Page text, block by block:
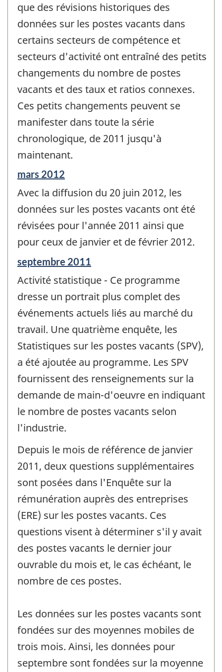
que des révisions historiques des
données sur les postes vacants dans
certains secteurs de compétence et
secteurs d'activité ont entraîné des petits
changements du nombre de postes
vacants et des taux et ratios connexes.
Ces petits changements peuvent se
manifester dans toute la série
chronologique, de 2011 jusqu'à
maintenant.
Période
référence
de
-
mars 2012
Avec la diffusion du 20 juin 2012, les
données sur les postes vacants ont été
révisées pour l'année 2011 ainsi que
pour ceux de janvier et de février 2012.
Période
référence
de
changement
-
septembre 2011
Activité statistique - Ce programme
dresse un portrait plus complet des
événements actuels liés au marché du
travail. Une quatrième enquête, les
Statistiques sur les postes vacants (SPV),
a été ajoutée au programme. Les SPV
fournissent des renseignements sur la
demande de main-d'oeuvre en indiquant
le nombre de postes vacants selon
l'industrie.
Depuis le mois de référence de janvier
2011, deux questions supplémentaires
sont posées dans l'Enquête sur la
rémunération auprès des entreprises
(ERE) sur les postes vacants. Ces
questions visent à déterminer s'il y avait
des postes vacants le dernier jour
ouvrable du mois et, le cas échéant, le
nombre de ces postes.
Les données sur les postes vacants sont
fondées sur des moyennes mobiles de
trois mois. Ainsi, les données pour
septembre sont fondées sur la moyenne